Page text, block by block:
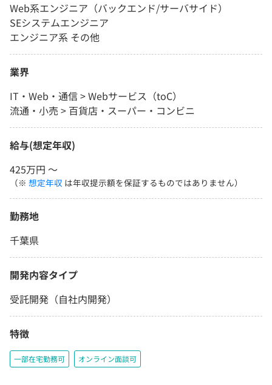
Web系エンジニア（バックエンド/サーバサイド）
SEシステムエンジニア
エンジニア系 その他
業界
IT・Web・通信 > Webサービス（toC）
流通・小売 > 百貨店・スーパー・コンビニ
給与(想定年収)
425万円 〜
（※ 想定年収 は年収提示額を保証するものではありません）
勤務地
千葉県
開発内容タイプ
受託開発（自社内開発）
特徴
一部在宅勤務可 オンライン面談可